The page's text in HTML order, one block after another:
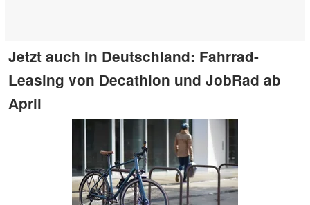
Jetzt auch in Deutschland: Fahrrad-
Leasing von Decathlon und JobRad ab
April